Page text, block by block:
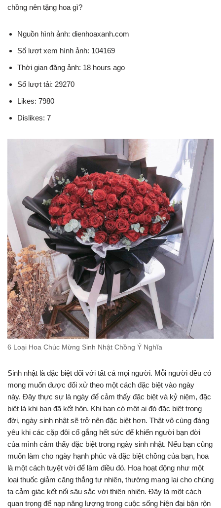
chồng nên tặng hoa gì?
Nguồn hình ảnh: dienhoaxanh.com
Số lượt xem hình ảnh: 104169
Thời gian đăng ảnh: 18 hours ago
Số lượt tải: 29270
Likes: 7980
Dislikes: 7
6 Loại Hoa Chúc Mừng Sinh Nhật Chồng Ý Nghĩa
Sinh nhật là đặc biệt đối với tất cả mọi người. Mỗi người đều có
mong muốn được đối xử theo một cách đặc biệt vào ngày
này. Đây thực sự là ngày để cảm thấy đặc biệt và kỷ niệm, đặc
biệt là khi bạn đã kết hôn. Khi bạn có một ai đó đặc biệt trong
đời, ngày sinh nhật sẽ trở nên đặc biệt hơn. Thật vô cùng đáng
yêu khi các cặp đôi cố gắng hết sức để khiến người bạn đời
của mình cảm thấy đặc biệt trong ngày sinh nhật. Nếu bạn cũng
muốn làm cho ngày hạnh phúc và đặc biệt chồng của bạn, hoa
là một cách tuyệt vời để làm điều đó. Hoa hoạt động như một
loại thuốc giảm căng thẳng tự nhiên, thường mang lại cho chúng
ta cảm giác kết nối sâu sắc với thiên nhiên. Đây là một cách
quan trọng để nạp năng lượng trong cuộc sống hiện đại bận rộn